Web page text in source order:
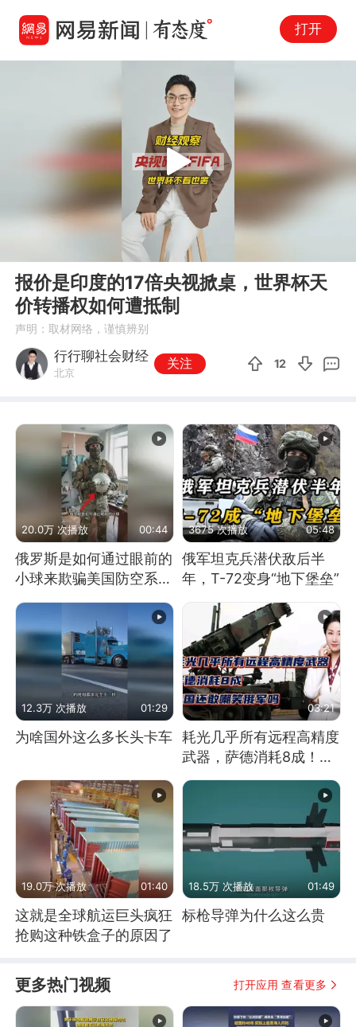
打开
Play
报价是印度的17倍央视掀桌，世界杯天
价转播权如何遭抵制
声明：取材网络，谨慎辨别
行行聊社会财经
北京
关注 12
20.0万 次播放 00:44
俄罗斯是如何通过眼前的
小球来欺骗美国防空系统
3675 次播放 05:48
俄军坦克兵潜伏敌后半
年，T-72变身“地下堡垒”
12.3万 次播放 01:29
为啥国外这么多长头卡车
03:21
耗光几乎所有远程高精度
武器，萨德消耗8成！美
国还敢嘲笑俄军吗
19.0万 次播放 01:40
这就是全球航运巨头疯狂
抢购这种铁盒子的原因了
18.5万 次播放 01:49
标枪导弹为什么这么贵
更多热门视频 打开应用 查看更多